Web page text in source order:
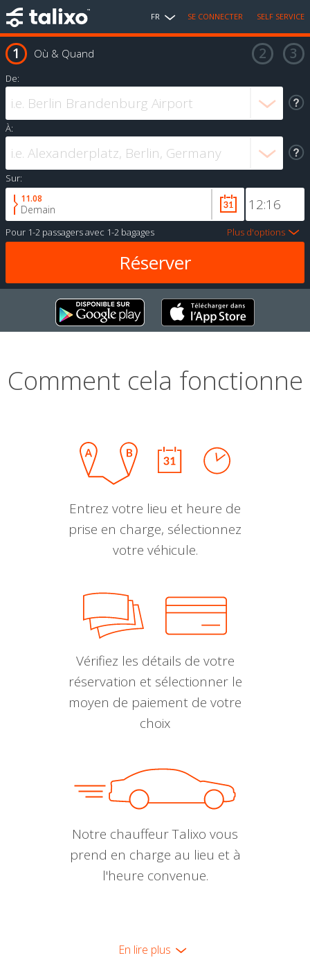
FR SE CONNECTER SELF SERVICE
Où & Quand
De:
À:
Sur:
11.08
Demain
Pour 1-2 passagersavec 1-2 bagages Plus d'options
Comment cela fonctionne
Entrez votre lieu et heure de
prise en charge, sélectionnez
votre véhicule.
Vérifiez les détails de votre
réservation et sélectionner le
moyen de paiement de votre
choix
Notre chauffeur Talixo vous
prend en charge au lieu et à
l'heure convenue.
En lire plus